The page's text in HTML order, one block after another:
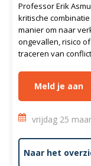
Professor Erik
kritische
manier om naar
ongevallen, risico
traceren van
Meld je aan
vrijdag 25
Naar het